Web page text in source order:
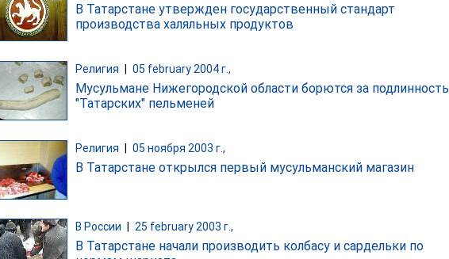
В Татарстане утвержден государственный стандарт
производства халяльных продуктов
Религия 05 february 2004 г.,
Мусульмане Нижегородской области борются за подлинность
"Татарских" пельменей
Религия 05 ноября 2003 г.,
В Татарстане открылся первый мусульманский магазин
В России 25 february 2003 г.,
В Татарстане начали производить колбасу и сардельки по